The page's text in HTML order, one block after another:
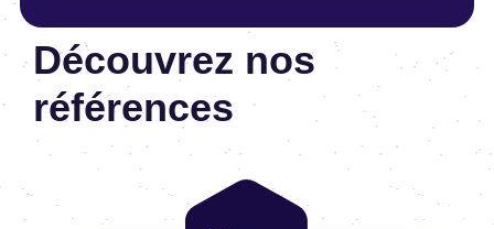
Découvrez nos
références
Image